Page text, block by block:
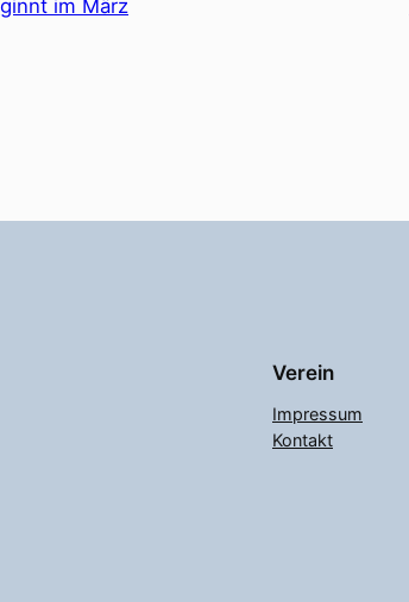
im März
Verein
Impressum
Kontakt